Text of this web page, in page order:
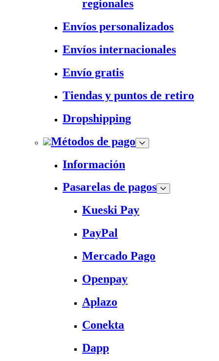
regionales
Envíos personalizados
Envíos internacionales
Envío gratis
Tiendas y puntos de retiro
Dropshipping
Métodos de pago
Información
Pasarelas de pagos
Kueski Pay
PayPal
Mercado Pago
Openpay
Aplazo
Conekta
Dapp